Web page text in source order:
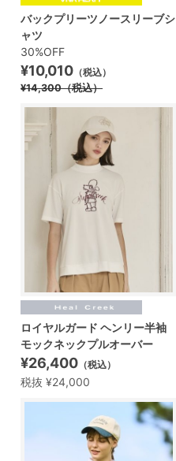
バックプリーツノースリーブシ
ャツ
30%OFF
¥10,010 （税込）
¥14,300（税込）
ロイヤルガード ヘンリー半袖
モックネックプルオーバー
¥26,400 （税込）
税抜 ¥24,000